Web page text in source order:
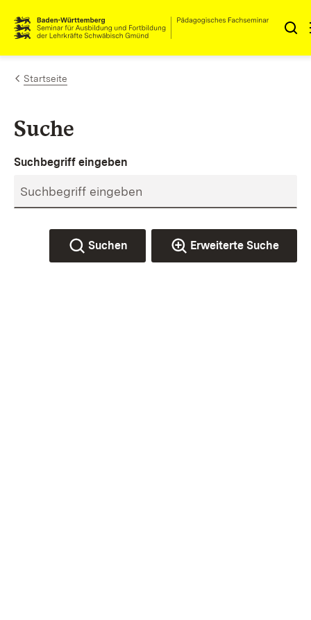
Zum Inhalt springen
Link zur Startseite
Startseite
Suche
Suchbegriff eingeben
Suchen Erweiterte Suche